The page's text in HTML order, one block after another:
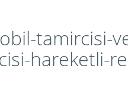
tamircisi-
hareketli-